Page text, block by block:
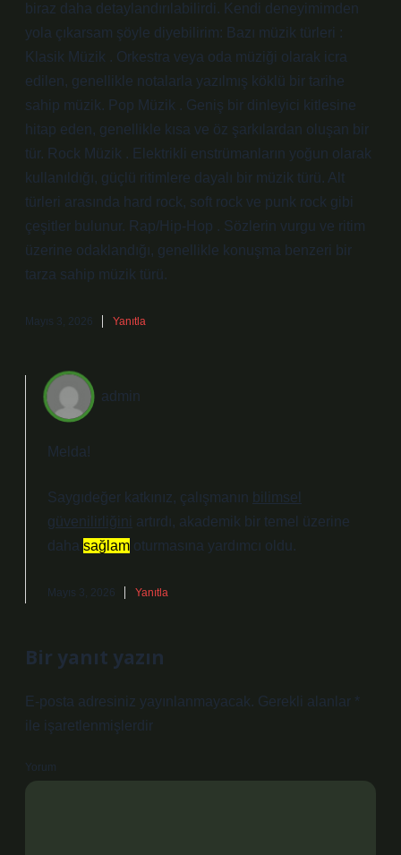
biraz daha detaylandırılabilirdi. Kendi deneyimimden
yola çıkarsam şöyle diyebilirim: Bazı müzik türleri :
Klasik Müzik . Orkestra veya oda müziği olarak icra
edilen, genellikle notalarla yazılmış köklü bir tarihe
sahip müzik. Pop Müzik . Geniş bir dinleyici kitlesine
hitap eden, genellikle kısa ve öz şarkılardan oluşan bir
tür. Rock Müzik . Elektrikli enstrümanların yoğun olarak
kullanıldığı, güçlü ritimlere dayalı bir müzik türü. Alt
türleri arasında hard rock, soft rock ve punk rock gibi
çeşitler bulunur. Rap/Hip-Hop . Sözlerin vurgu ve ritim
üzerine odaklandığı, genellikle konuşma benzeri bir
tarza sahip müzik türü.
Mayıs 3, 2026 Yanıtla
admin
Melda!
Saygıdeğer katkınız, çalışmanın bilimsel
güvenilirliğini artırdı, akademik bir temel üzerine
daha sağlam oturmasına yardımcı oldu.
Mayıs 3, 2026 Yanıtla
Bir yanıt yazın
E-posta adresiniz yayınlanmayacak. Gerekli alanlar *
ile işaretlenmişlerdir
Yorum